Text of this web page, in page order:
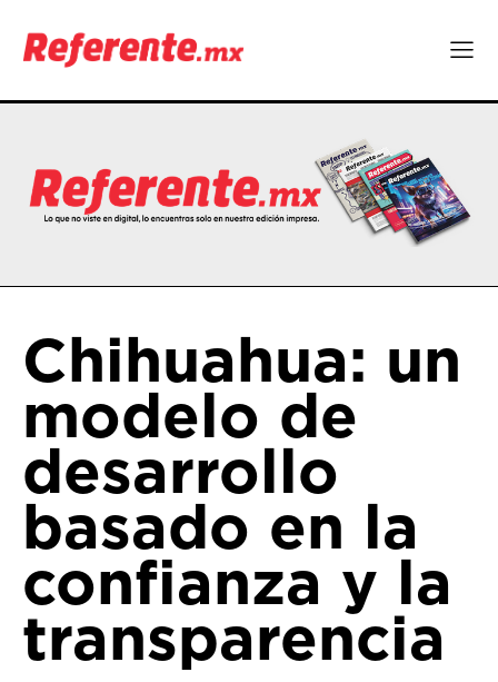
Chihuahua: un
modelo de
desarrollo
basado en la
confianza y la
transparencia